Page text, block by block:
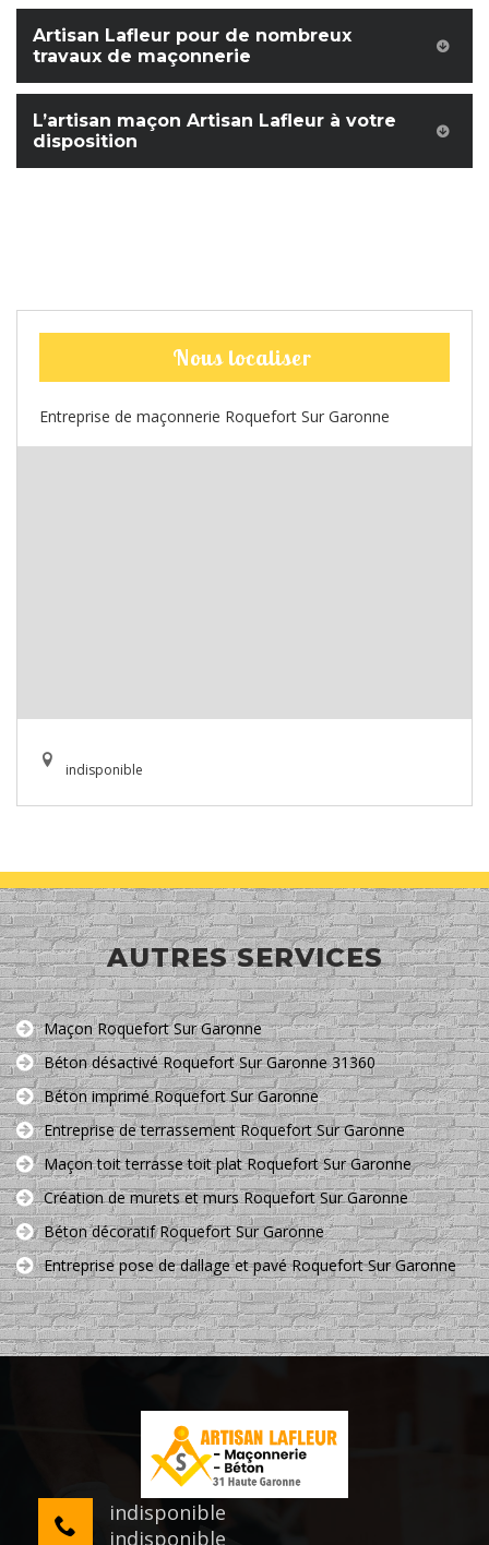
Artisan Lafleur pour de nombreux
travaux de maçonnerie
L’artisan maçon Artisan Lafleur à votre
disposition
Nous localiser
Entreprise de maçonnerie Roquefort Sur Garonne
indisponible
AUTRES SERVICES
Maçon Roquefort Sur Garonne
Béton désactivé Roquefort Sur Garonne 31360
Béton imprimé Roquefort Sur Garonne
Entreprise de terrassement Roquefort Sur Garonne
Maçon toit terrasse toit plat Roquefort Sur Garonne
Création de murets et murs Roquefort Sur Garonne
Béton décoratif Roquefort Sur Garonne
Entreprise pose de dallage et pavé Roquefort Sur Garonne
indisponible
indisponible